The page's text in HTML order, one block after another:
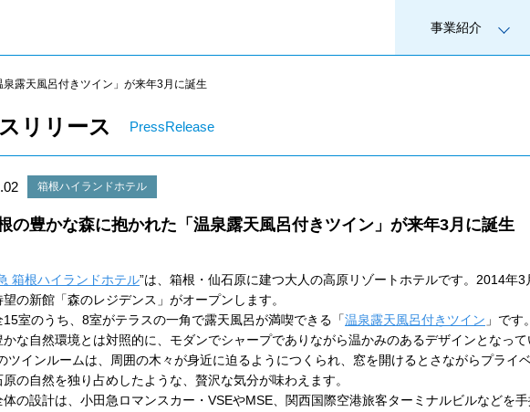
事業紹介
露天風呂付きツイン」が来年3月に誕生
リリース PressRelease
箱根ハイランドホテル
の豊かな森に抱かれた「温泉露天風呂付きツイン」が来年3月に誕生
箱根ハイランドホテル”は、箱根・仙石原に建つ大人の高原リゾートホテルです。2014年3
望の新館「森のレジデンス」がオープンします。
室のうち、8室がテラスの一角で露天風呂が満喫できる「温泉露天風呂付きツイン 」です
かな自然環境とは対照的に、モダンでシャープでありながら温かみのあるデザインとなっ
ツインルームは、周囲の木々が身近に迫るようにつくられ、窓を開けるとさながらプライ
原の自然を独り占めしたような、贅沢な気分が味わえます。
の設計は、小田急ロマンスカー・VSEやMSE、関西国際空港旅客ターミナルビルなどを